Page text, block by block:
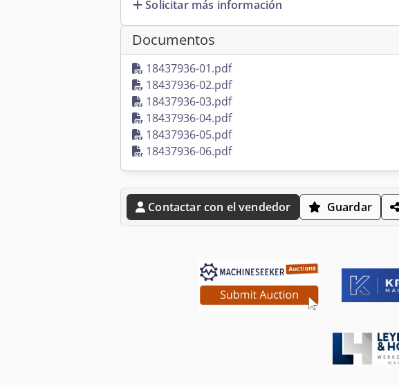
Solicitar más información
Documentos
18437936-01.pdf
18437936-02.pdf
18437936-03.pdf
18437936-04.pdf
18437936-05.pdf
18437936-06.pdf
Contactar con el vendedor Guardar